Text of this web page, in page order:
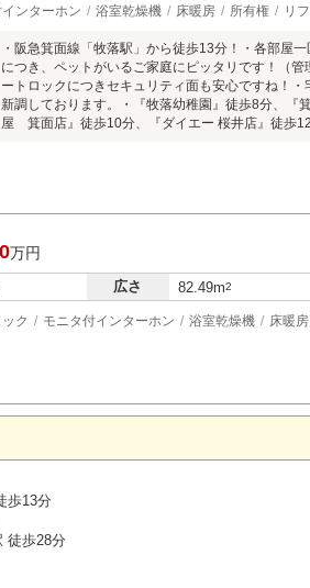
ンターホン 浴室乾燥機 床暖房 所有権 リ
・阪急箕面線「牧落駅」から徒歩13分！・各部屋
につき、ペットがいるご家庭にピッタリです！（
ートロックにつきセキュリティ面も安心ですね！
新調しております。・『牧落幼稚園』徒歩8分、『
屋 箕面店』徒歩10分、『ダイエー 桜井店』徒歩
万円
広さ 82.49m2
ク モニタ付インターホン 浴室乾燥機 床暖房
歩13分
徒歩28分